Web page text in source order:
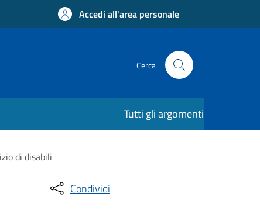
Accedi all'area personale
Cerca
Tutti gli argomenti
di disabili
Condividi